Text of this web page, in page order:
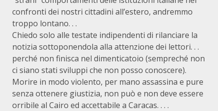
confronti dei nostri cittadini all’estero, andremmo
troppo lontano. . .
Chiedo solo alle testate indipendenti di rilanciare la
notizia sottoponendola alla attenzione dei lettori. . .
perché non finisca nel dimenticatoio (sempreché non
ci siano stati sviluppi che non posso conoscere).
Morire in modo violento, per mano assassina e pure
senza ottenere giustizia, non può e non deve essere
orribile al Cairo ed accettabile a Caracas. . . .